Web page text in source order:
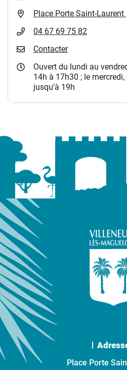
Place Porte Saint-Laurent
04 67 69 75 82
Contacter
Ouvert du lundi au
14h à 17h30 ; le mercredi,
jusqu’à 19h
Place Porte